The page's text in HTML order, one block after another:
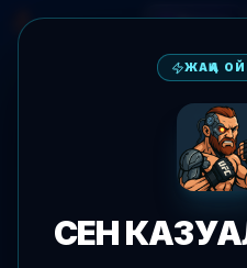
🎮 Фэнтези
ЖАҢА
СЕН